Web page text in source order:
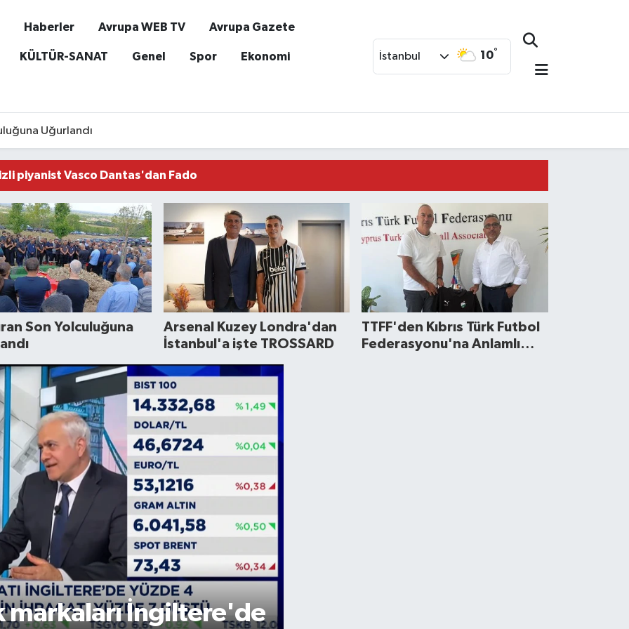
Haberler Avrupa WEB TV Avrupa Gazete
KÜLTÜR-SANAT Genel Spor Ekonomi İstanbul 10°
Uğurlandı
piyanist Vasco Dantas'dan Fado
Son Yolculuğuna
Arsenal Kuzey Londra'dan
İstanbul'a işte TROSSARD
TTFF'den Kıbrıs Türk Futbol
Federasyonu'na Anlamlı
Catering